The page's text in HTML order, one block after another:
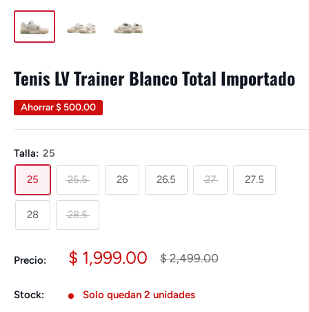
Tenis LV Trainer Blanco Total Importado
Ahorrar$ 500.00
Talla: 25
25 25.5 26 26.5 27 27.5
28 28.5
Precio:
Precio
venta
$ 1,999.00
Precio
$ 2,499.00
Stock: Solo quedan 2 unidades